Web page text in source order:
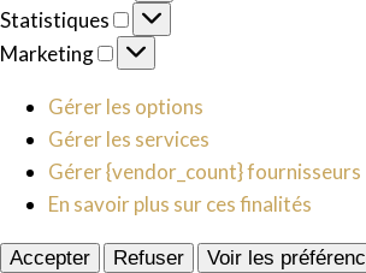
Statistiques
Statistiques
Marketing
Marketing
Gérer les options
Gérer les services
Gérer {vendor_count} fournisseurs
En savoir plus sur ces finalités
Accepter Refuser
Voir les